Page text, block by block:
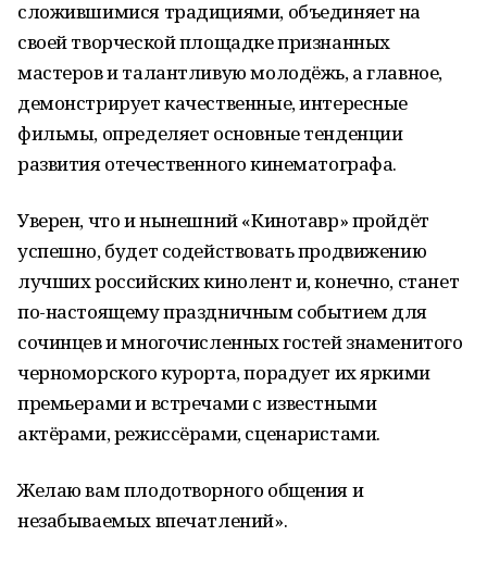
сложившимися традициями, объединяет на
своей творческой площадке признанных
мастеров и талантливую молодёжь, а главное,
демонстрирует качественные, интересные
фильмы, определяет основные тенденции
развития отечественного кинематографа.
Уверен, что и нынешний «Кинотавр» пройдёт
успешно, будет содействовать продвижению
лучших российских кинолент и, конечно, станет
по-настоящему праздничным событием для
сочинцев и многочисленных гостей знаменитого
черноморского курорта, порадует их яркими
премьерами и встречами с известными
актёрами, режиссёрами, сценаристами.
Желаю вам плодотворного общения и
незабываемых впечатлений».